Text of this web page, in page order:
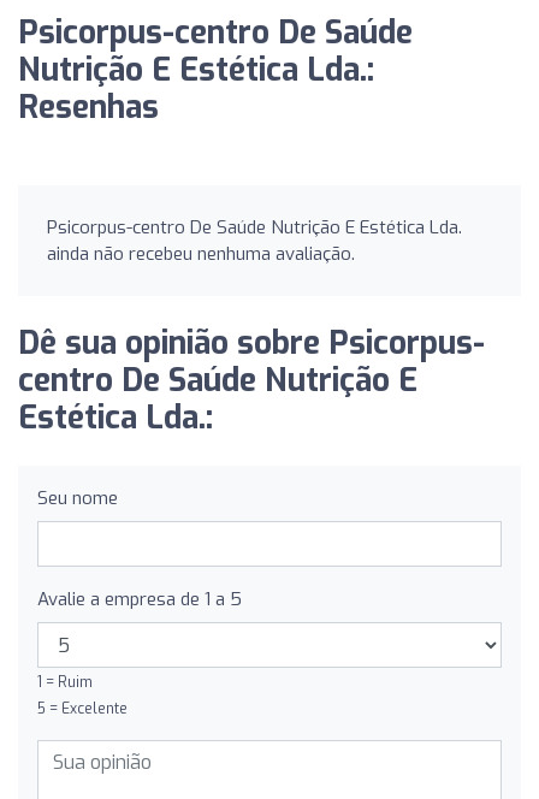
Psicorpus-centro De Saúde
Nutrição E Estética Lda.:
Resenhas
Psicorpus-centro De Saúde Nutrição E Estética Lda.
ainda não recebeu nenhuma avaliação.
Dê sua opinião sobre Psicorpus-
centro De Saúde Nutrição E
Estética Lda.:
Seu nome
Avalie a empresa de 1 a 5
1 = Ruim
5 = Excelente